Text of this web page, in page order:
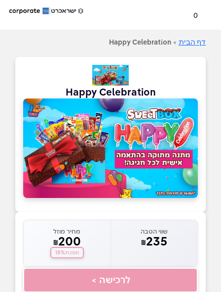
0
דף הבית >
Happy Celebration
Happy Celebration
שווי הטבה
₪235
מחיר מוזל
₪200
חסכת15%
לרכישה >